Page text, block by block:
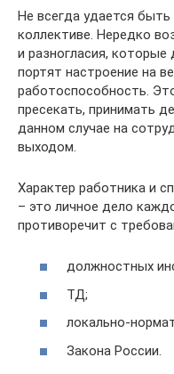
Не всегда удается
коллективе. Нередко
и разногласия,
портят настроение на
работоспособность.
пресекать, принимать
данном случае на
выходом.
Характер работника и
– это личное дело
противоречит с
должностных
ТД;
локально-
Закона России.